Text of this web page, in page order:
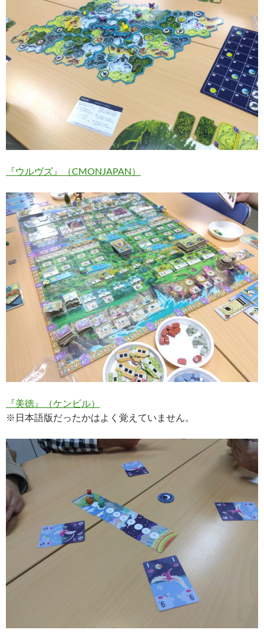
『ウルヴズ』（CMONJAPAN）
『美徳』（ケンビル）
※日本語版だったかはよく覚えていません。